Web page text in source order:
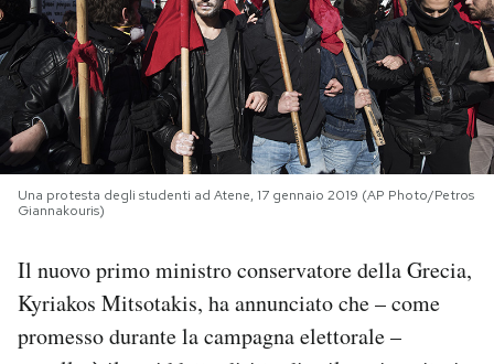
NEWSLETTER
I MIEI PREFERITI
SHOP
CALENDARIO
AREA PERSONALE
Una protesta degli studenti ad Atene, 17 gennaio 2019 (AP Photo/Petros
Giannakouris)
Il nuovo primo ministro conservatore della Grecia,
Kyriakos Mitsotakis, ha annunciato che – come
promesso durante la campagna elettorale –